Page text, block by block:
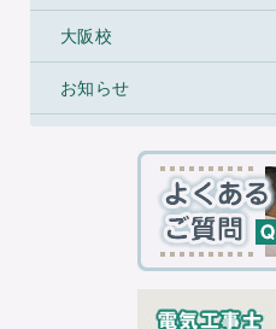
大阪校
お知らせ